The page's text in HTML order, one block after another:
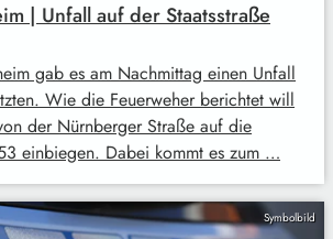
| Unfall auf der Staatsstraße
gab es am Nachmittag einen Unfall
Wie die Feuerweher berichtet will
der Nürnberger Straße auf die
einbiegen. Dabei kommt es zum …
Symbolbild